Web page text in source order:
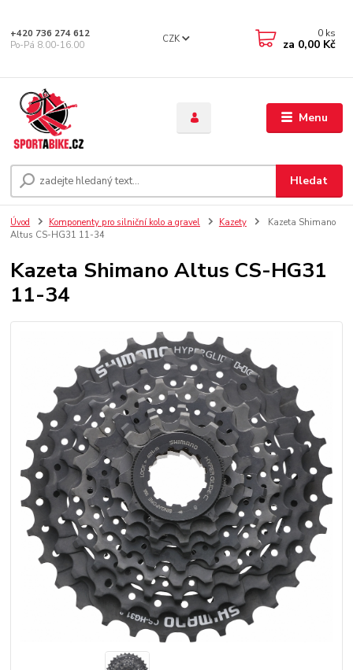
Menu
CZK
Hledat
+420 736 274 612
Po-Pá 8.00-16.00
0 ks
za 0,00 Kč
Úvod Komponenty pro silniční kolo a gravel Kazety
Kazeta Shimano
Altus CS-HG31 11-34
Kazeta Shimano Altus CS-HG31
11-34